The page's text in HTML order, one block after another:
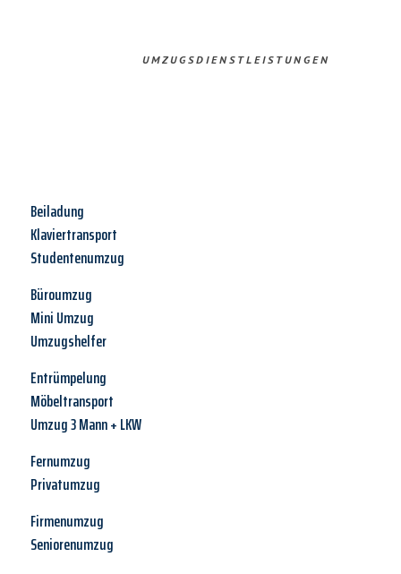
UMZUGSDIENSTLEISTUNGEN
Beiladung
Klaviertransport
Studentenumzug
Büroumzug
Mini Umzug
Umzugshelfer
Entrümpelung
Möbeltransport
Umzug 3 Mann + LKW
Fernumzug
Privatumzug
Firmenumzug
Seniorenumzug